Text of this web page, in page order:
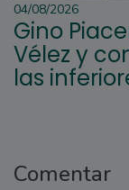
04/08/2026
Gino
Vélez y
las
Comentar